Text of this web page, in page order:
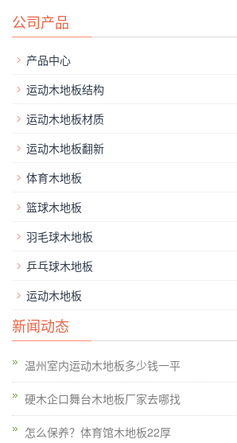
的距离。这些体育馆木地板的特性下面介绍
骨或骨体育体育馆木地板，较好根据场地选
木复合地板是由固体木材单板的三层。外
年生阔叶硬木。更多层是由普通软混合板
三层结构板和橡胶被压在一起。然而，运动
的。体育体育馆木地板是一个体育馆木地
性能，高冲击吸收性能和抗变形性能，其
0。太滑或太涩会损害球员。所述装饰层的
度及的质量。随着时间的推移底部会褪色
比，品牌的多层实木复合地板采用德国＃
磨，并具有很长的使用寿命。它可用于15至
和冬季之间。在这两个赛季的体育馆木地
格。因此，体育馆木地板的维护和保养必须
窍门。下面编辑介绍的细节如何保持体育
刮擦地面物体。不要把对体育馆木地板烟头
尽量避免拖动沉重的家具。市场的扩大也是
公司产品
产品中心
运动木地板结构
运动木地板材质
运动木地板翻新
体育木地板
篮球木地板
羽毛球木地板
乒乓球木地板
运动木地板
新闻动态
温州室内运动木地板多少钱一平
硬木企口舞台木地板厂家去哪找
怎么保养？体育馆木地板22厚